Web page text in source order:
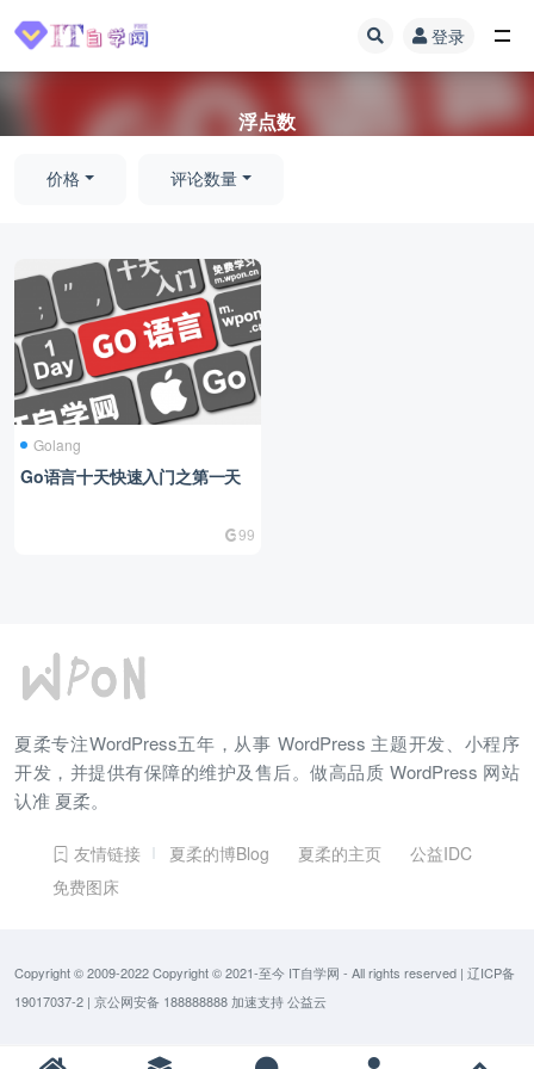
登录
浮点数
价格 评论数量
Golang
Go语言十天快速入门之第一天
99
夏柔专注WordPress五年，从事 WordPress 主题开发、小程序
开发，并提供有保障的维护及售后。做高品质 WordPress 网站
认准 夏柔。
友情链接 夏柔的博Blog 夏柔的主页
公益IDC
免费图床
Copyright © 2009-2022 Copyright © 2021-至今 IT自学网 - All rights reserved | 辽ICP备
19017037-2 | 京公网安备 188888888加速支持公益云